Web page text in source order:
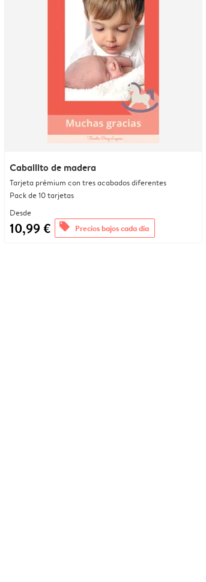
Caballito de madera
Tarjeta prémium con tres acabados diferentes
Pack de 10 tarjetas
Desde
10,99 € offers Precios bajos cada día